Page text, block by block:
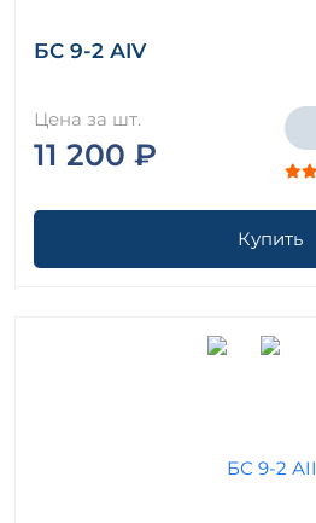
БС 9-2 АIV
Цена за шт.
11 200 ₽
Купить